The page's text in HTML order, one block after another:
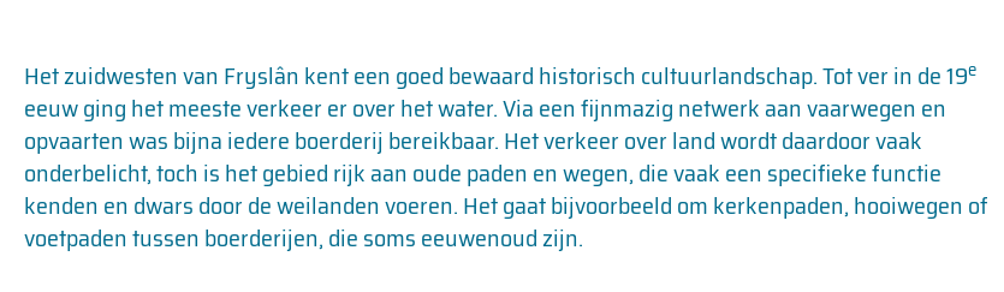
Het zuidwesten van Fryslân kent een goed bewaard historisch cultuurlandschap. Tot ver in de 19e
eeuw ging het meeste verkeer er over het water. Via een fijnmazig netwerk aan vaarwegen en
opvaarten was bijna iedere boerderij bereikbaar. Het verkeer over land wordt daardoor vaak
onderbelicht, toch is het gebied rijk aan oude paden en wegen, die vaak een specifieke functie
kenden en dwars door de weilanden voeren. Het gaat bijvoorbeeld om kerkenpaden, hooiwegen of
voetpaden tussen boerderijen, die soms eeuwenoud zijn.